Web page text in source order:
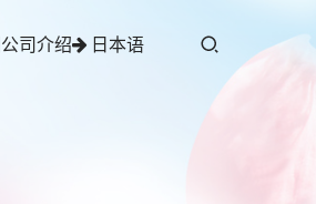
公司介绍 日本语